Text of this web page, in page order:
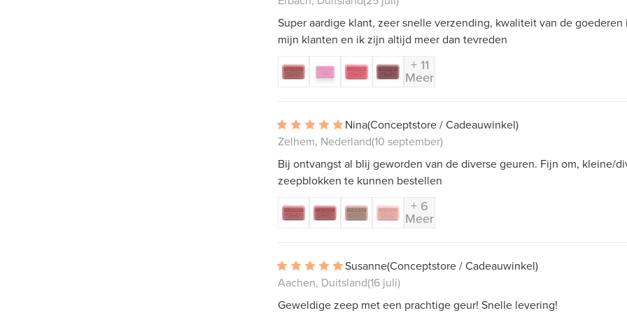
Super aardige klant, zeer snelle verzending, kwaliteit van de goederen
mijn klanten en ik zijn altijd meer dan tevreden
+ 11
Meer
Nina(Conceptstore / Cadeauwinkel)
Zelhem, Nederland(10 september)
Bij ontvangst al blij geworden van de diverse geuren. Fijn om, kleine/
zeepblokken te kunnen bestellen
+ 6
Meer
Susanne(Conceptstore / Cadeauwinkel)
Aachen, Duitsland(16 juli)
Geweldige zeep met een prachtige geur! Snelle levering!